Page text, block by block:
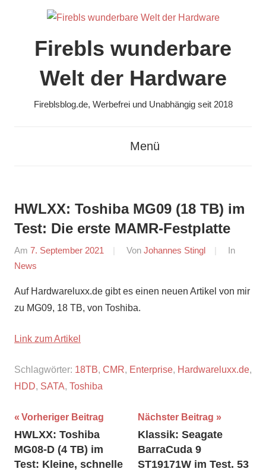
springenFirebls wunderbare
Welt der Hardware
Fireblsblog.de, Werbefrei und Unabhängig seit 2018
Menü
HWLXX: Toshiba MG09 (18 TB) im
Test: Die erste MAMR-Festplatte
Am 7. September 2021 Von Johannes Stingl
In
News
Auf Hardwareluxx.de gibt es einen neuen Artikel von mir
zu MG09, 18 TB, von Toshiba.
Link zum Artikel
Schlagwörter: 18TB, CMR, Enterprise, Hardwareluxx.de,
HDD, SATA, Toshiba
Beitragsnavigation
Vorheriger Beitrag
HWLXX: Toshiba
MG08-D (4 TB) im
Test: Kleine, schnelle
Nächster Beitrag
Klassik: Seagate
BarraCuda 9
ST19171W im Test. 53